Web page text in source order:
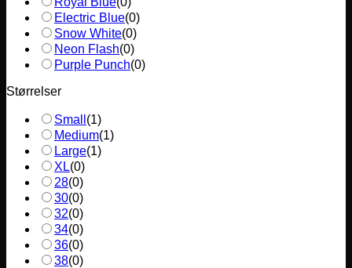
Electric Blue(0)
Snow White(0)
Neon Flash(0)
Purple Punch(0)
Størrelser
Small (1)
Medium(1)
Large(1)
XL(0)
28(0)
30(0)
32(0)
34(0)
36(0)
38(0)